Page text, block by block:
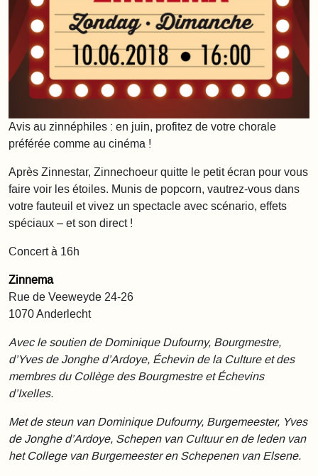
Avis au zinnéphiles : en juin, profitez de votre chorale
préférée comme au cinéma !
Après Zinnestar, Zinnechoeur quitte le petit écran pour vous
faire voir les étoiles. Munis de popcorn, vautrez-vous dans
votre fauteuil et vivez un spectacle avec scénario, effets
spéciaux – et son direct !
Concert à 16h
Zinnema
Rue de Veeweyde 24-26
1070 Anderlecht
Avec le soutien de Dominique Dufourny, Bourgmestre,
d’Yves de Jonghe d’Ardoye, Échevin de la Culture et des
membres du Collège des Bourgmestre et Échevins
d’Ixelles.
Met de steun van Dominique Dufourny, Burgemeester, Yves
de Jonghe d’Ardoye, Schepen van Cultuur en de leden van
het College van Burgemeester en Schepenen van Elsene.